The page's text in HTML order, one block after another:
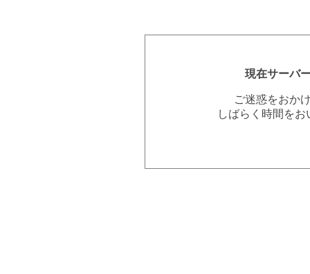
現在サーバ
ご迷惑をおか
しばらく時間を